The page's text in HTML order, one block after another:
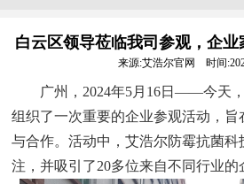
白云区领导莅临我司参观，企
来源:艾浩尔官网 时间
广州，2024年5月16日——今天
组织了一次重要的企业参观活动，
与合作。活动中，艾浩尔防霉抗菌科
注，并吸引了20多位来自不同行业的